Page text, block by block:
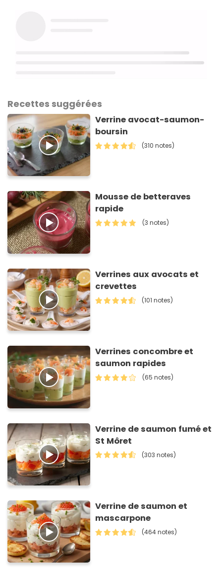
Recettes suggérées
Verrine avocat-saumon-
boursin
(310 notes)
Mousse de betteraves
rapide
(3 notes)
Verrines aux avocats et
crevettes
(101 notes)
Verrines concombre et
saumon rapides
(65 notes)
Verrine de saumon fumé et
St Môret
(303 notes)
Verrine de saumon et
mascarpone
(464 notes)